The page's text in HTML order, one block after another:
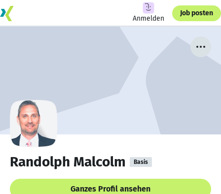
Anmelden
Job posten
Randolph Malcolm Basis
Ganzes Profil ansehen